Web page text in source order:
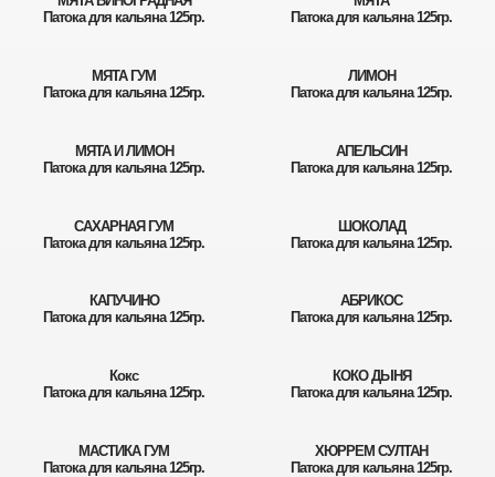
Патока для кальяна 125гр.
Патока для кальяна 125гр.
МЯТА ГУМ
Патока для кальяна 125гр.
ЛИМОН
Патока для кальяна 125гр.
МЯТА И ЛИМОН
Патока для кальяна 125гр.
АПЕЛЬСИН
Патока для кальяна 125гр.
САХАРНАЯ ГУМ
Патока для кальяна 125гр.
ШОКОЛАД
Патока для кальяна 125гр.
КАПУЧИНО
Патока для кальяна 125гр.
АБРИКОС
Патока для кальяна 125гр.
Кокс
Патока для кальяна 125гр.
КОКО ДЫНЯ
Патока для кальяна 125гр.
МАСТИКА ГУМ
Патока для кальяна 125гр.
ХЮРРЕМ СУЛТАН
Патока для кальяна 125гр.